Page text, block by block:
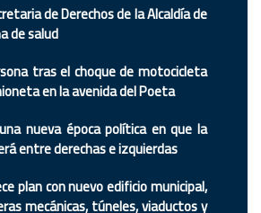
de Derechos de la Alcaldía de
de salud
tras el choque de motocicleta
en la avenida del Poeta
nueva época política en que la
entre derechas e izquierdas
plan con nuevo edificio municipal,
mecánicas, túneles, viaductos y